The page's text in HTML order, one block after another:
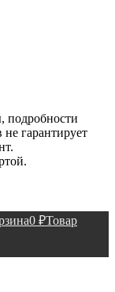
подробности
гарантирует
0 ₽Товар